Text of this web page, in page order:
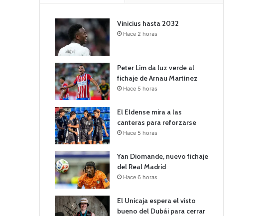
Vinicius hasta 2032
Hace 2 horas
Peter Lim da luz verde al
fichaje de Arnau Martínez
Hace 5 horas
El Eldense mira a las
canteras para reforzarse
Hace 5 horas
Yan Diomande, nuevo fichaje
del Real Madrid
Hace 6 horas
El Unicaja espera el visto
bueno del Dubái para cerrar